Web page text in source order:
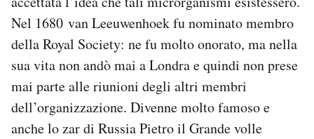
Nel 1680 van Leeuwenhoek fu nominato membro
della Royal Society: ne fu molto onorato, ma nella
sua vita non andò mai a Londra e quindi non prese
mai parte alle riunioni degli altri membri
dell’organizzazione. Divenne molto famoso e
anche lo zar di Russia Pietro il Grande volle